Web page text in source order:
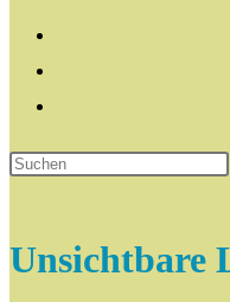
Unsichtbare